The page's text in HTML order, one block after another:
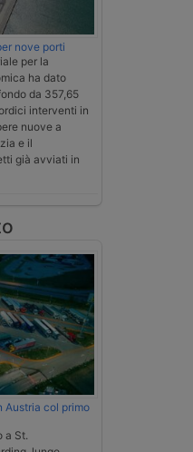
nove porti
per la
ha dato
da 357,65
interventi in
nuove a
e il
già avviati in
Austria col primo
a St.